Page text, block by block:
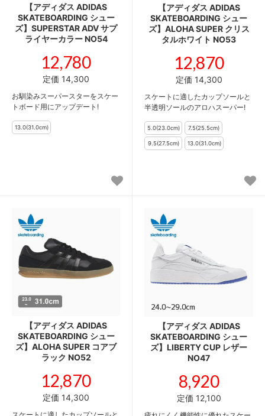
【アディダス ADIDAS
SKATEBOARDING シュー
ズ】SUPERSTAR ADV サプ
ライヤーカラー NO54
12,780
定価 14,300
お馴染みスーパースターをスケー
トボード用にアップデート!
【アディダス ADIDAS
SKATEBOARDING シュー
ズ】ALOHA SUPER クリス
タルホワイト NO53
12,870
定価 14,300
スケートに適したカップソールと
半透明ソールのアロハスーパー!
【アディダス ADIDAS
SKATEBOARDING シュー
ズ】ALOHA SUPER コアブ
ラック NO52
12,870
定価 14,300
【アディダス ADIDAS
SKATEBOARDING シュー
ズ】LIBERTY CUP レザー
NO47
8,920
定価 12,100